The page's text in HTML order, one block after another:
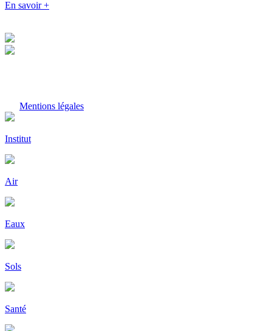
En savoir +
Mentions légales
Institut
Air
Eaux
Sols
Santé